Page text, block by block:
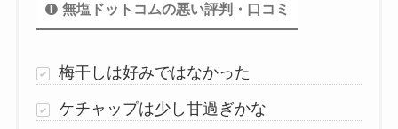
無塩ドットコムの悪い評判・口コミ
梅干しは好みではなかった
ケチャップは少し甘過ぎかな